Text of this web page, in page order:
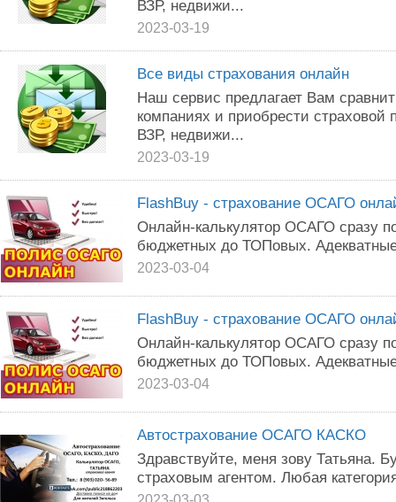
ВЗР, недвижи...
2023-03-19
Все виды страхования онлайн
Наш сервис предлагает Вам
компаниях и приобрести
ВЗР, недвижи...
2023-03-19
FlashBuy - страхование ОСАГО
Онлайн-калькулятор ОСАГО сразу
бюджетных до ТОПовых.
2023-03-04
FlashBuy - страхование ОСАГО
Онлайн-калькулятор ОСАГО сразу
бюджетных до ТОПовых.
2023-03-04
Автострахование ОСАГО КАСКО
Здравствуйте, меня зову Татьяна.
страховым агентом. Любая